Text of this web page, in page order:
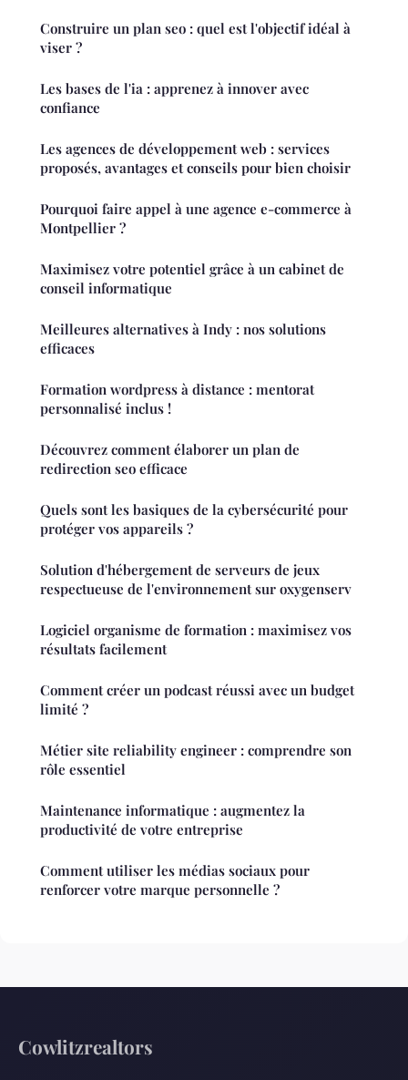
Construire un plan seo : quel est l'objectif idéal à
viser ?
Les bases de l'ia : apprenez à innover avec
confiance
Les agences de développement web : services
proposés, avantages et conseils pour bien choisir
Pourquoi faire appel à une agence e-commerce à
Montpellier ?
Maximisez votre potentiel grâce à un cabinet de
conseil informatique
Meilleures alternatives à Indy : nos solutions
efficaces
Formation wordpress à distance : mentorat
personnalisé inclus !
Découvrez comment élaborer un plan de
redirection seo efficace
Quels sont les basiques de la cybersécurité pour
protéger vos appareils ?
Solution d'hébergement de serveurs de jeux
respectueuse de l'environnement sur oxygenserv
Logiciel organisme de formation : maximisez vos
résultats facilement
Comment créer un podcast réussi avec un budget
limité ?
Métier site reliability engineer : comprendre son
rôle essentiel
Maintenance informatique : augmentez la
productivité de votre entreprise
Comment utiliser les médias sociaux pour
renforcer votre marque personnelle ?
Cowlitzrealtors